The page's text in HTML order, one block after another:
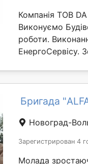
Компанія ТОВ
Виконуємо
роботи.
ЕнергоСервісу.
Бригада
Новоград-
Зарегистрирован 4
Молада